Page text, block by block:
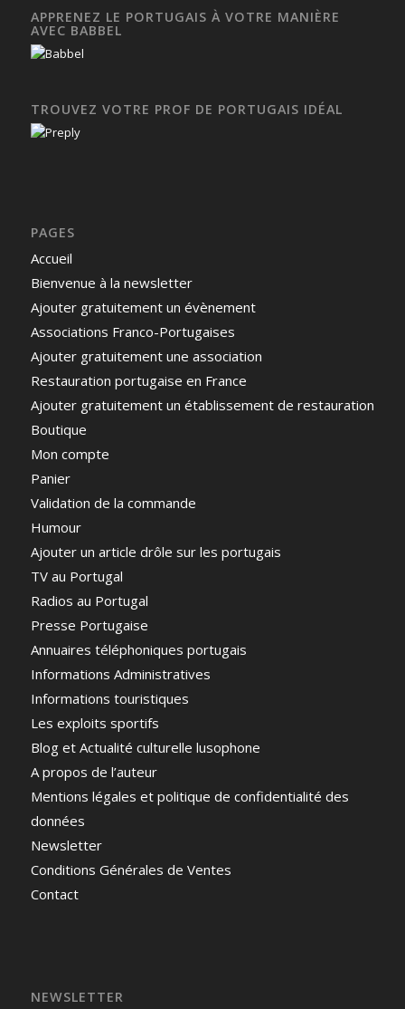
APPRENEZ LE PORTUGAIS À VOTRE MANIÈRE
AVEC BABBEL
TROUVEZ VOTRE PROF DE PORTUGAIS IDÉAL
PAGES
Accueil
Bienvenue à la newsletter
Ajouter gratuitement un évènement
Associations Franco-Portugaises
Ajouter gratuitement une association
Restauration portugaise en France
Ajouter gratuitement un établissement de restauration
Boutique
Mon compte
Panier
Validation de la commande
Humour
Ajouter un article drôle sur les portugais
TV au Portugal
Radios au Portugal
Presse Portugaise
Annuaires téléphoniques portugais
Informations Administratives
Informations touristiques
Les exploits sportifs
Blog et Actualité culturelle lusophone
A propos de l’auteur
Mentions légales et politique de confidentialité des
données
Newsletter
Conditions Générales de Ventes
Contact
NEWSLETTER